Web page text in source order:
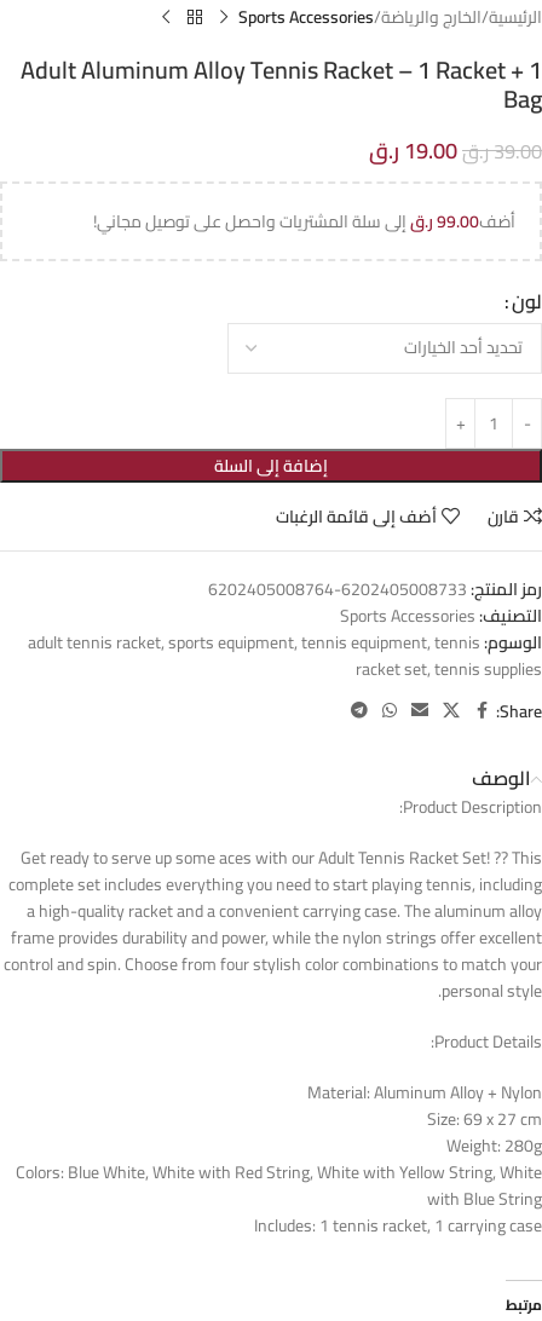
الرئيسية الخارج والرياضة Sports Accessories
Adult Aluminum Alloy Tennis Racket – 1 Racket + 1
Bag
39.00ر.ق19.00 ر.ق
أضف99.00ر.قإلى سلة المشتريات واحصل على توصيل مجاني!
لون
إضافة إلى السلة
قارن
أضف إلى قائمة الرغبات
رمز المنتج:6202405008733-6202405008764
التصنيف:Sports Accessories
الوسوم:
adult tennis racket,sports equipment,tennis equipment,tennis
racket set,tennis supplies
Share:
الوصف
Product Description:
Get ready to serve up some aces with our Adult Tennis Racket Set! ?? This
complete set includes everything you need to start playing tennis, including
a high-quality racket and a convenient carrying case. The aluminum alloy
frame provides durability and power, while the nylon strings offer excellent
control and spin. Choose from four stylish color combinations to match your
personal style.
Product Details:
Material: Aluminum Alloy + Nylon
Size: 69 x 27 cm
Weight: 280g
Colors: Blue White, White with Red String, White with Yellow String, White
with Blue String
Includes: 1 tennis racket, 1 carrying case
مرتبط